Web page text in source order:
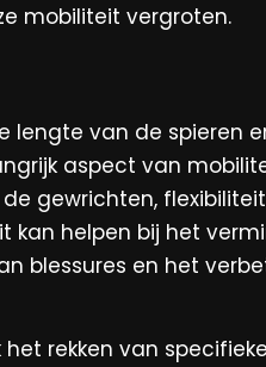
mobiliteit vergroten.
lengte van de spieren
aspect van
gewrichten,
kan helpen bij het
blessures en het
rekken van